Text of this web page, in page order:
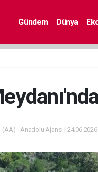
Gündem Dünya
(AA) - Anadolu Ajansı |